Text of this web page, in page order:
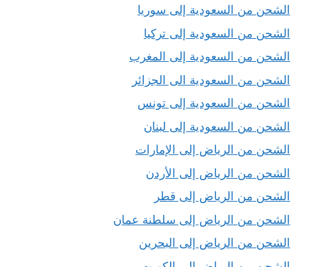
الشحن من السعودية إلى سوريا
الشحن من السعودية إلى تركيا
الشحن من السعودية إلى المغرب
الشحن من السعودية الى الجزائر
الشحن من السعودية إلى تونس
الشحن من السعودية إلى لبنان
الشحن من الرياض إلى الإمارات
الشحن من الرياض إلى الأردن
الشحن من الرياض إلى قطر
الشحن من الرياض إلى سلطنة عمان
الشحن من الرياض إلى البحرين